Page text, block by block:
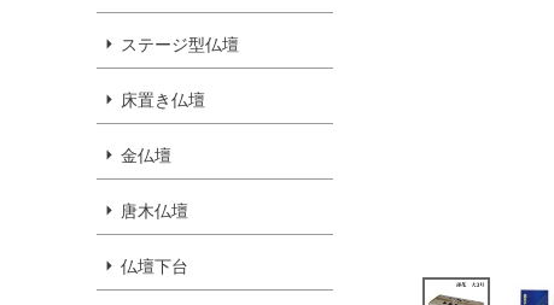
ステージ型仏壇
床置き仏壇
金仏壇
唐木仏壇
仏壇下台